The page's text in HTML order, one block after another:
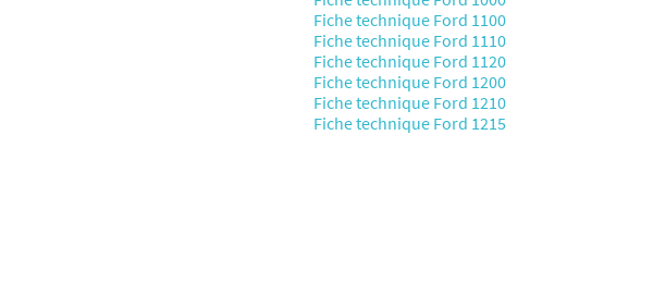
Fiche technique Ford 1100
Fiche technique Ford 1110
Fiche technique Ford 1120
Fiche technique Ford 1200
Fiche technique Ford 1210
Fiche technique Ford 1215